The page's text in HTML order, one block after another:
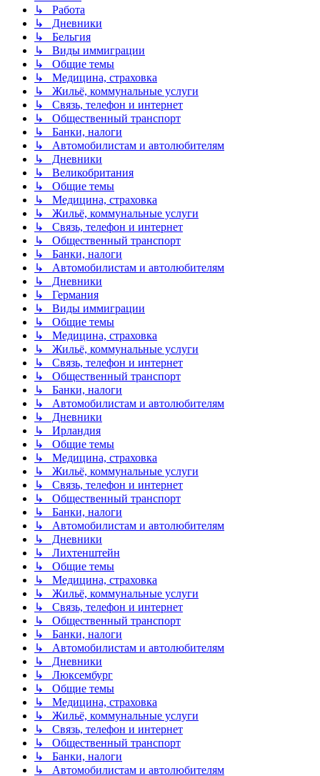
↳ Работа
↳ Дневники
↳ Бельгия
↳ Виды иммиграции
↳ Общие темы
↳ Медицина, страховка
↳ Жильё, коммунальные услуги
↳ Связь, телефон и интернет
↳ Общественный транспорт
↳ Банки, налоги
↳ Автомобилистам и автолюбителям
↳ Дневники
↳ Великобритания
↳ Общие темы
↳ Медицина, страховка
↳ Жильё, коммунальные услуги
↳ Связь, телефон и интернет
↳ Общественный транспорт
↳ Банки, налоги
↳ Автомобилистам и автолюбителям
↳ Дневники
↳ Германия
↳ Виды иммиграции
↳ Общие темы
↳ Медицина, страховка
↳ Жильё, коммунальные услуги
↳ Связь, телефон и интернет
↳ Общественный транспорт
↳ Банки, налоги
↳ Автомобилистам и автолюбителям
↳ Дневники
↳ Ирландия
↳ Общие темы
↳ Медицина, страховка
↳ Жильё, коммунальные услуги
↳ Связь, телефон и интернет
↳ Общественный транспорт
↳ Банки, налоги
↳ Автомобилистам и автолюбителям
↳ Дневники
↳ Лихтенштейн
↳ Общие темы
↳ Медицина, страховка
↳ Жильё, коммунальные услуги
↳ Связь, телефон и интернет
↳ Общественный транспорт
↳ Банки, налоги
↳ Автомобилистам и автолюбителям
↳ Дневники
↳ Люксембург
↳ Общие темы
↳ Медицина, страховка
↳ Жильё, коммунальные услуги
↳ Связь, телефон и интернет
↳ Общественный транспорт
↳ Банки, налоги
↳ Автомобилистам и автолюбителям